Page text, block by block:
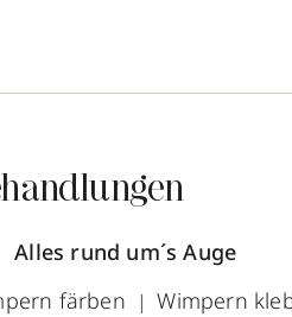
Alles rund um´s Auge
färben
Wimpern